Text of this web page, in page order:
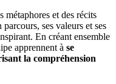
et des récits
ses valeurs et ses
En créant ensemble
apprennent à se
la compréhension